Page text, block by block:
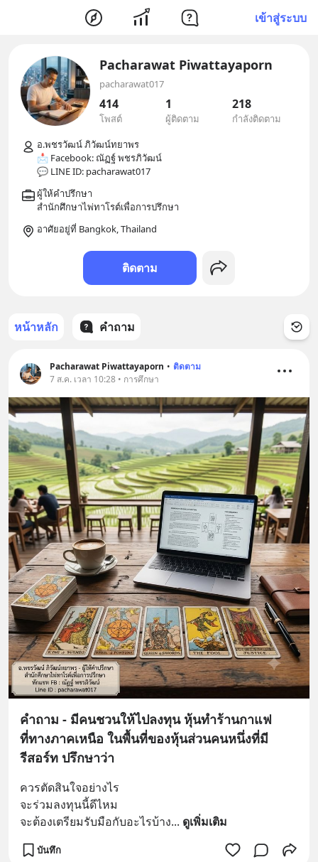
เข้าสู่ระบบ
Pacharawat Piwattayaporn
pacharawat017
414
โพสต์
1
ผู้ติดตาม
218
กำลังติดตาม
อ.พชรวัฒน์ ภิวัฒน์ทยาพร
📩 Facebook: ณัฏฐ์ พชรภิวัฒน์
ผู้ให้คำปรึกษา
อาศัยอยู่ที่ Bangkok, Thailand
ติดตาม
หน้าหลัก คำถาม
Pacharawat Piwattayaporn • ติดตาม
7 ส.ค. เวลา 10:28 • การศึกษา
คำถาม - มีคนชวนให้ไปลงทุน หุ้นทำร้านกาแฟ
ที่ทางภาคเหนือ ในพื้นที่ของหุ้นส่วนคนหนึ่งที่มี
รีสอร์ท ปรึกษาว่า
ควรตัดสินใจอย่างไร
จะร่วมลงทุนนี้ดีไหม
จะต้องเตรียมรับมือกับอะไรบ้าง... ดูเพิ่มเติม
บันทึก